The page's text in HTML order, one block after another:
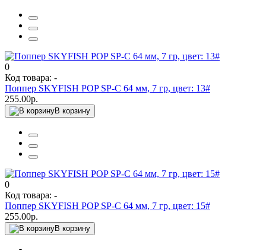
0
Код товара: -
Поппер SKYFISH POP SP-C 64 мм, 7 гр, цвет: 13#
255.00р.
В корзину
0
Код товара: -
Поппер SKYFISH POP SP-C 64 мм, 7 гр, цвет: 15#
255.00р.
В корзину